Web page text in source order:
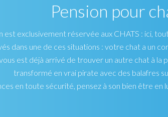
Pension pour
est exclusivement réservée aux CHATS : ici,
dans une de ces situations : votre chat a un
est déjà arrivé de trouver un autre chat à
transformé en vrai pirate avec des balafres
en toute sécurité, pensez à son bien être en